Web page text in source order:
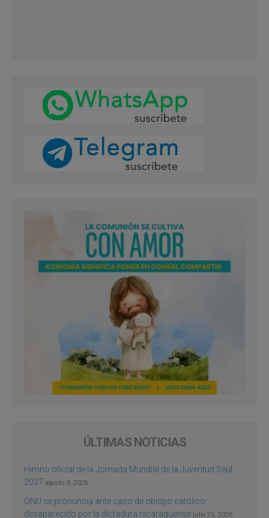
ÚLTIMAS NOTICIAS
Himno oficial de la Jornada Mundial de la Juventud Seúl
2027 agosto 3, 2026
ONU se pronuncia ante caso de obispo católico
desaparecido por la dictadura nicaragüense julio 25, 2026